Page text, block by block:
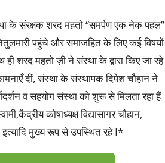
के संरक्षक शरद महतो “समर्पण एक नेक पहल”
पहुंचे और समाजहित के लिए कई विषयों
शरद महतो ज़ी ने संस्था के द्वारा किए जा रहे
दीं, संस्था के संस्थापक दिपेश चौहान ने
व सहयोग संस्था को शुरू से मिलता रहा हैं
कोषाध्यक्ष विद्यासागर चौहान,
मुख्य रूप से उपस्थित रहे l*